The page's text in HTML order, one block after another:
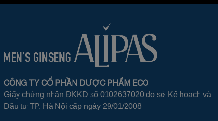
CÔNG TY CỔ PHẦN DƯỢC PHẨM ECO
Giấy chứng nhận ĐKKD số 0102637020 do sở Kế hoạch và
Đầu tư TP. Hà Nội cấp ngày 29/01/2008